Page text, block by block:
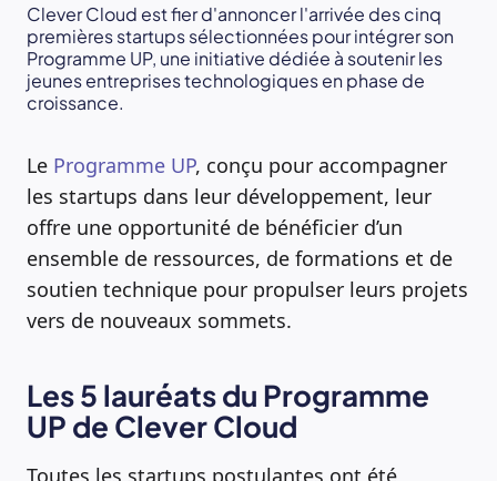
Clever Cloud est fier d'annoncer l'arrivée des cinq
premières startups sélectionnées pour intégrer son
Programme UP, une initiative dédiée à soutenir les
jeunes entreprises technologiques en phase de
croissance.
Le Programme UP, conçu pour accompagner
les startups dans leur développement, leur
offre une opportunité de bénéficier d’un
ensemble de ressources, de formations et de
soutien technique pour propulser leurs projets
vers de nouveaux sommets.
Les 5 lauréats du Programme
UP de Clever Cloud
Toutes les startups postulantes ont été